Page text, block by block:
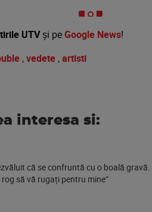
UTVşi peGoogle News!
,vedete ,artisti
interesa si: